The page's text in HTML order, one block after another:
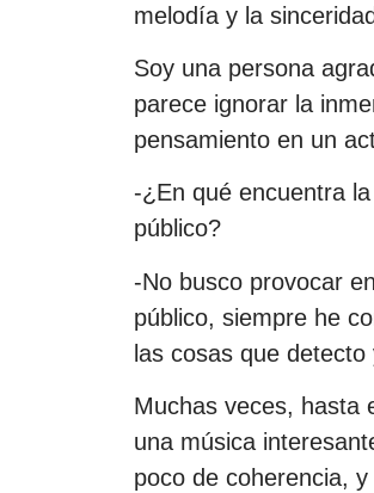
melodía y la
Soy una persona
parece ignorar la
pensamiento en un
-¿En qué encuentra
público?
-No busco provocar
público, siempre he
las cosas que
Muchas veces, hasta
una música
poco de coherencia,